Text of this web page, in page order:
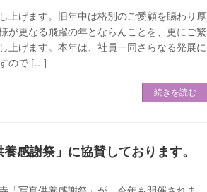
上げます。旧年中は格別のご愛顧を賜わり厚
が更なる飛躍の年とならんことを、更にご繁
上げます。本年は、社員一同さらなる発展に
ので […]
続きを読む
感謝祭」に協賛しております。